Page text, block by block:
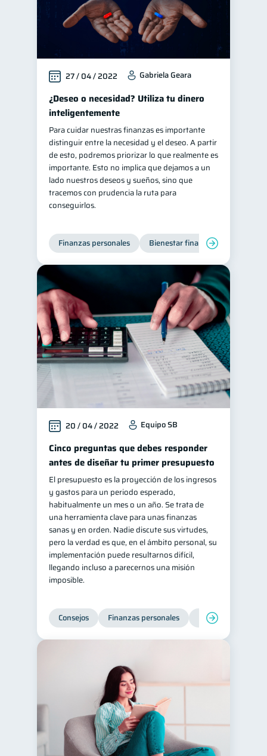
27 / 04 / 2022 Gabriela Geara
¿Deseo o necesidad? Utiliza tu dinero
inteligentemente
Para cuidar nuestras finanzas es importante
distinguir entre la necesidad y el deseo. A partir
de esto, podremos priorizar lo que realmente es
importante. Esto no implica que dejamos a un
lado nuestros deseos y sueños, sino que
tracemos con prudencia la ruta para
conseguirlos.
Finanzas personales Bienestar financiero
20 / 04 / 2022 Equipo SB
Cinco preguntas que debes responder
antes de diseñar tu primer presupuesto
El presupuesto es la proyección de los ingresos
y gastos para un periodo esperado,
habitualmente un mes o un año. Se trata de
una herramienta clave para unas finanzas
sanas y en orden. Nadie discute sus virtudes,
pero la verdad es que, en el ámbito personal, su
implementación puede resultarnos difícil,
llegando incluso a parecernos una misión
imposible.
Consejos Finanzas personales Educación